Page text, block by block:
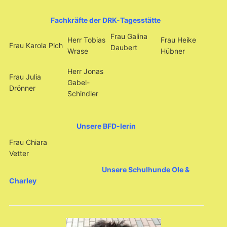
Fachkräfte der DRK-Tagesstätte
Frau Karola Pich
Herr Tobias
Wrase
Frau Galina
Daubert
Frau Heike
Hübner
Frau Julia
Drönner
Herr Jonas
Gabel-
Schindler
Unsere BFD-lerin
Frau Chiara
Vetter
Unsere Schulhunde Ole &
Charley